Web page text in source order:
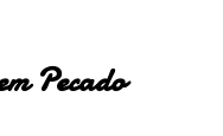
Pecado